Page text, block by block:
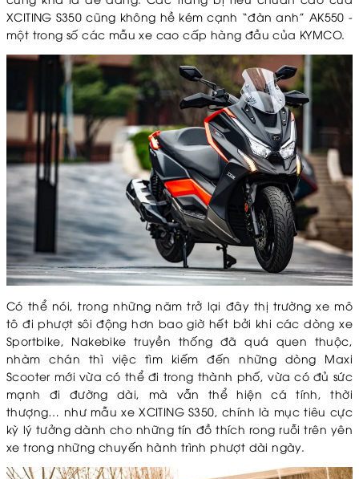
XCITING S350 cũng không hề kém cạnh “đàn anh” AK550 -
một trong số các mẫu xe cao cấp hàng đầu của KYMCO.
Có thể nói, trong những năm trở lại đây thị trường xe mô
tô đi phượt sôi động hơn bao giờ hết bởi khi các dòng xe
Sportbike, Nakebike truyền thống đã quá quen thuộc,
nhàm chán thì việc tìm kiếm đến những dòng Maxi
Scooter mới vừa có thể đi trong thành phố, vừa có đủ sức
mạnh đi đường dài, mà vẫn thể hiện cá tính, thời
thượng… như mẫu xe XCITING S350, chính là mục tiêu cực
kỳ lý tưởng dành cho những tín đồ thích rong ruỗi trên yên
xe trong những chuyến hành trình phượt dài ngày.